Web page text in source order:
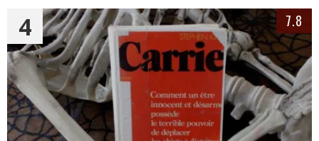
4 7.8